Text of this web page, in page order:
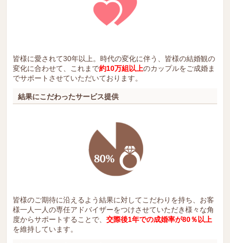
皆様に愛されて30年以上。時代の変化に伴う、皆様の結婚観の
変化に合わせて、これまで約10万組以上のカップルをご成婚ま
でサポートさせていただいております。
結果にこだわったサービス提供
皆様のご期待に沿えるよう結果に対してこだわりを持ち、お客
様一人一人の専任アドバイザーをつけさせていただき様々な角
度からサポートすることで、 交際後1年での成婚率が80％以上
を維持しています。